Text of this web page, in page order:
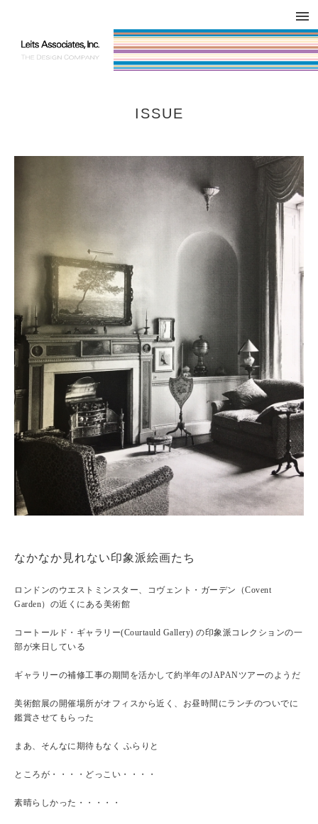
ISSUE
なかなか見れない印象派絵画たち
ロンドンのウエストミンスター、コヴェント・ガーデン（Covent
Garden）の近くにある美術館
コートールド・ギャラリー(Courtauld Gallery) の印象派コレクションの一
部が来日している
ギャラリーの補修工事の期間を活かして約半年のJAPANツアーのようだ
美術館展の開催場所がオフィスから近く、お昼時間にランチのついでに
鑑賞させてもらった
まあ、そんなに期待もなく ふらりと
ところが・・・・どっこい・・・・
素晴らしかった・・・・・